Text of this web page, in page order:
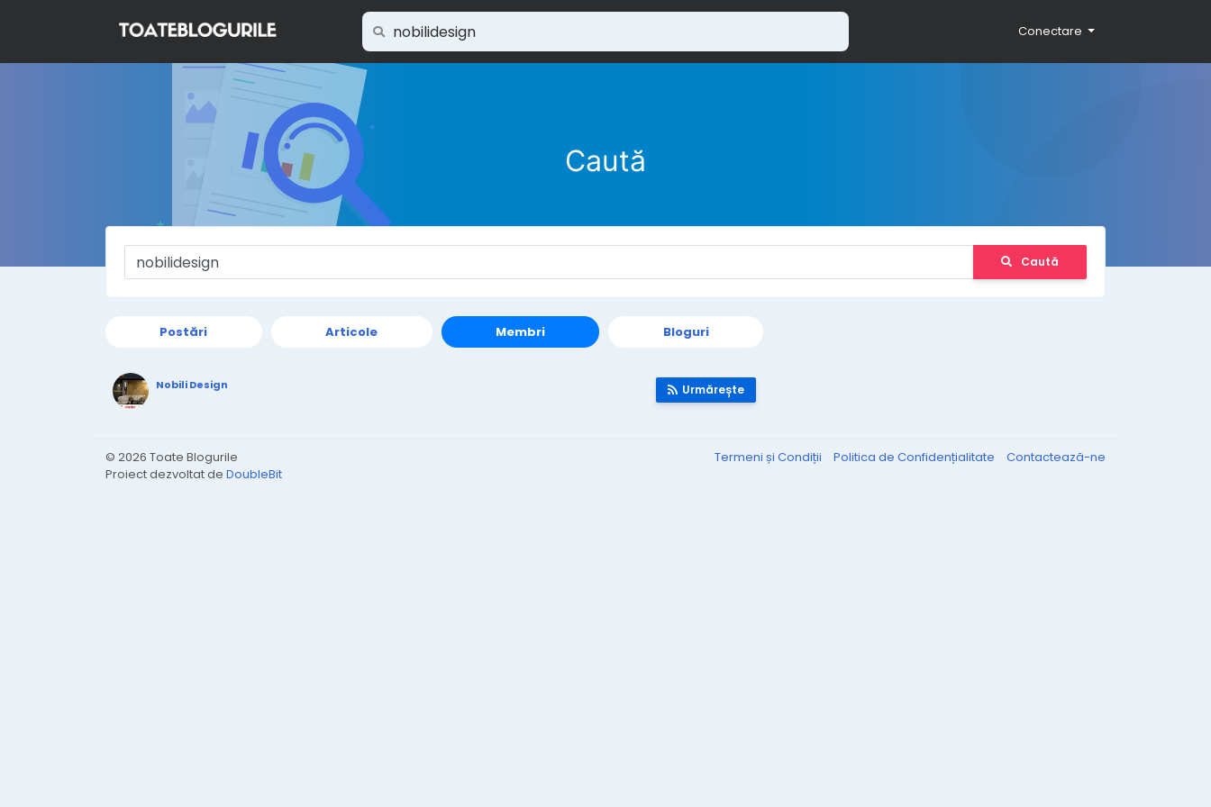
Conectare
Caută
Caută
Postări Articole Membri Bloguri
Urmărește
Nobili Design
© 2026 Toate Blogurile
Proiect dezvoltat de DoubleBit
Termeni și Condiții Politica de Confidențialitate Contactează-ne